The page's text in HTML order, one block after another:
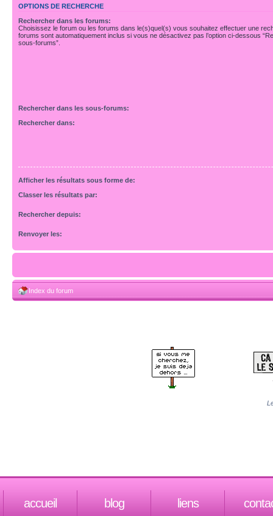
OPTIONS DE RECHERCHE
Rechercher dans les forums:
Choisissez le forum ou les forums dans le(s)quel(s) vous souhaitez effectuer une
forums sont automatiquement inclus si vous ne désactivez pas l’option ci-dessous
sous-forums”.
Rechercher dans les sous-forums:
Rechercher dans:
Afficher les résultats sous forme de:
Classer les résultats par:
Rechercher depuis:
Renvoyer les:
Index du forum
accueil blog liens